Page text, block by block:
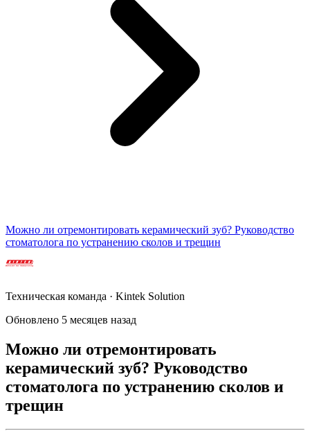
Можно ли отремонтировать керамический зуб? Руководство
стоматолога по устранению сколов и трещин
Техническая команда · Kintek Solution
Обновлено 5 месяцев назад
Можно ли отремонтировать
керамический зуб? Руководство
стоматолога по устранению сколов и
трещин